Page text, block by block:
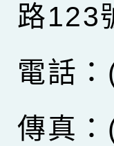
路123
電話
傳真